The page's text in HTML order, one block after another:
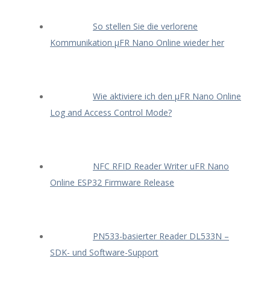
So stellen Sie die verlorene
Kommunikation μFR Nano Online wieder her
Wie aktiviere ich den μFR Nano Online
Log and Access Control Mode?
NFC RFID Reader Writer uFR Nano
Online ESP32 Firmware Release
PN533-basierter Reader DL533N –
SDK- und Software-Support